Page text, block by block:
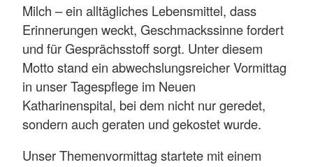
Milch – ein alltägliches Lebensmittel, dass
Erinnerungen weckt, Geschmackssinne fordert
und für Gesprächsstoff sorgt. Unter diesem
Motto stand ein abwechslungsreicher Vormittag
in unser Tagespflege im Neuen
Katharinenspital, bei dem nicht nur geredet,
sondern auch geraten und gekostet wurde.
Unser Themenvormittag startete mit einem